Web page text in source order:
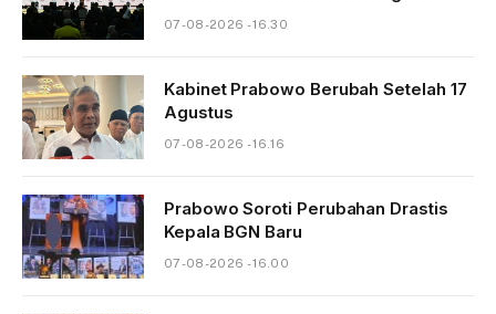
07-08-2026 - 16.30
Kabinet Prabowo Berubah Setelah 17
Agustus
07-08-2026 - 16.16
Prabowo Soroti Perubahan Drastis
Kepala BGN Baru
07-08-2026 - 16.00